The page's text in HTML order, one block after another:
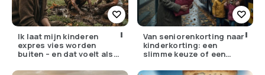
Ik laat mijn kinderen
expres vies worden
buiten – en dat voelt als
Van seniorenkorting naar
kinderkorting: een
slimme keuze of een